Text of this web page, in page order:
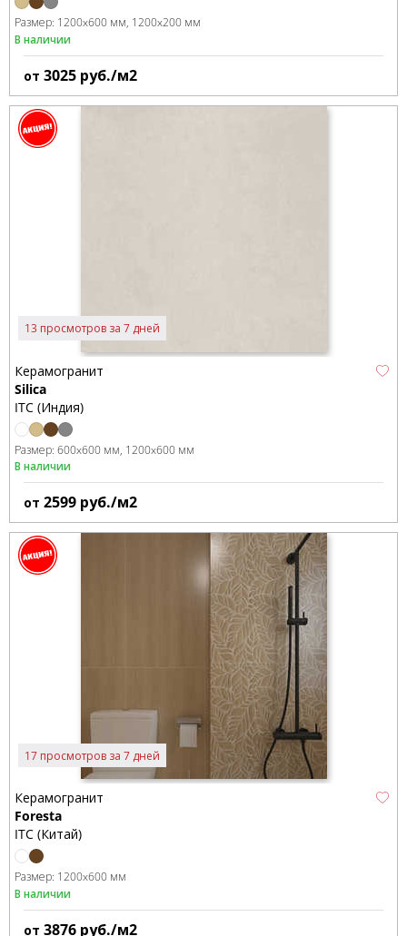
Размер: 1200x600 мм 1200x200 мм
В наличии
от 3025 руб./м2
13 просмотров за 7 дней
Керамогранит
Silica
ITC (Индия)
Размер: 600x600 мм 1200x600 мм
В наличии
от 2599 руб./м2
17 просмотров за 7 дней
Керамогранит
Foresta
ITC (Китай)
Размер: 1200x600 мм
В наличии
от 3876 руб./м2